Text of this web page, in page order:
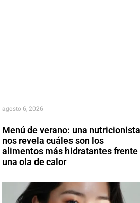
Menú de verano: una nutricionista
nos revela cuáles son los
alimentos más hidratantes frente
una ola de calor
agosto 6, 2026